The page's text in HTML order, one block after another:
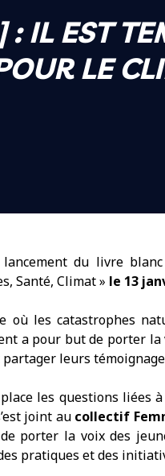
: IL EST
LE
du livre blanc
Santé, Climat » le 13
où les catastrophes
a pour but de porter
partager leurs
place les questions liées
joint au collectif
porter la voix des
pratiques et des